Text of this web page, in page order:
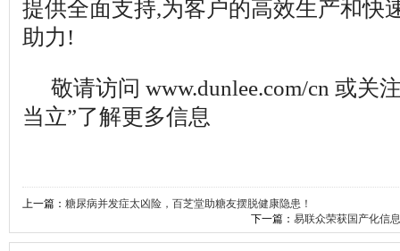
提供全面支持,为客户的高效生产和快
助力!
敬请访问 www.dunlee.com/cn 或关
当立”了解更多信息
上一篇： 糖尿病并发症太凶险，百芝堂助糖友摆脱健康隐患！
下一篇： 易联众荣获国产化信